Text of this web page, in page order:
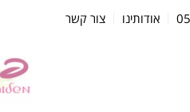
אודותינו צור קשר